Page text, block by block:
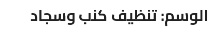
الوسم:تنظيف كنب وسجاد